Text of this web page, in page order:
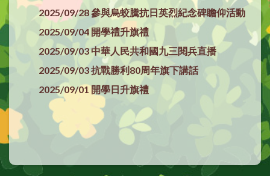
2025/09/28參與烏蛟騰抗日英烈紀念碑瞻仰活動
2025/09/04 開學禮升旗禮
2025/09/03 中華人民共和國九三閱兵直播
2025/09/03 抗戰勝利80周年旗下講話
2025/09/01 開學日升旗禮